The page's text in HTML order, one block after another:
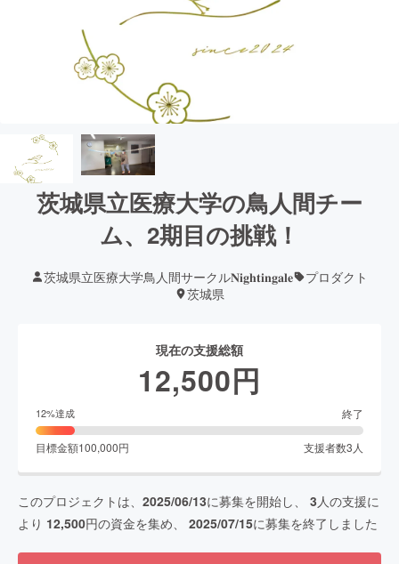
茨城県立医療大学の鳥人間チー
ム、2期目の挑戦！
茨城県立医療大学鳥人間サークル𝐍𝐢𝐠𝐡𝐭𝐢𝐧𝐠𝐚𝐥𝐞
プロダクト
茨城県
現在の支援総額
12,500円
12%達成 終了
目標金額100,000円 支援者数3 人
このプロジェクトは、 2025/06/13に募集を開始し、 3 人の支援に
より 12,500円の資金を集め、 2025/07/15に募集を終了しました